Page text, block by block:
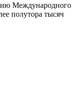
Международного
полутора тысяч